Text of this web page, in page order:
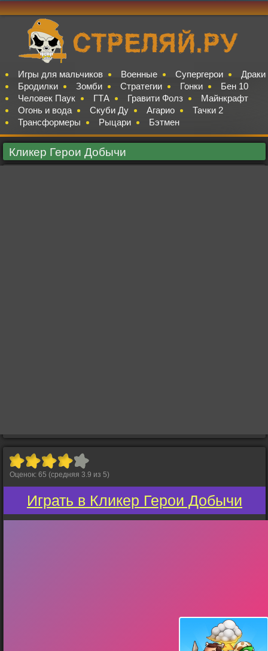
Игры для мальчиков Военные Супергерои
Драки
Бродилки
Зомби Стратегии Гонки
Бен 10
Человек Паук
ГТА Гравити Фолз
Майнкрафт
Огонь и вода
Скуби Ду Агарио
Тачки 2
Трансформеры
Рыцари Бэтмен
Кликер Герои Добычи
Оценок: 65 (средняя 3.9 из 5)
Играть в Кликер Герои Добычи